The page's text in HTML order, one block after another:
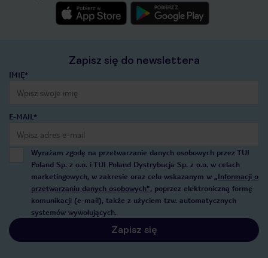
Zapisz się do newslettera
IMIĘ*
E-MAIL*
Wyrażam zgodę na przetwarzanie danych osobowych przez TUI
Poland Sp. z o.o. i TUI Poland Dystrybucja Sp. z o.o. w celach
marketingowych, w zakresie oraz celu wskazanym w „Informacji o
przetwarzaniu danych osobowych”, poprzez elektroniczną formę
komunikacji (e-mail), także z użyciem tzw. automatycznych
systemów wywołujących.
Zapisz się